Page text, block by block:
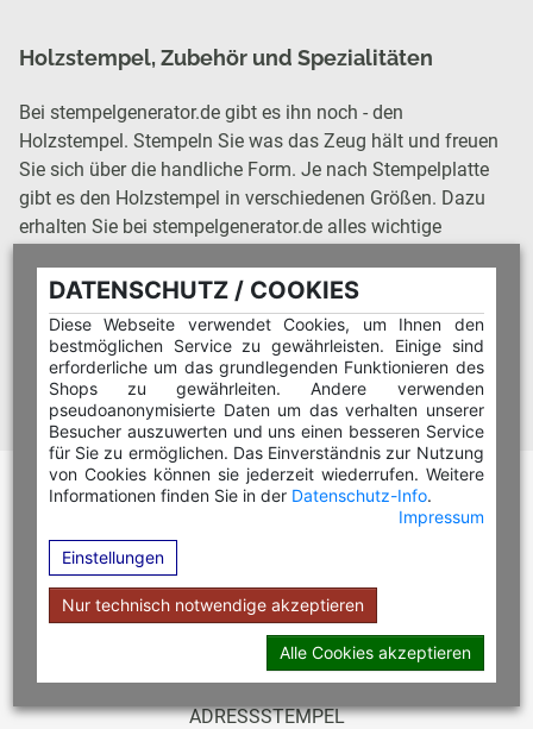
DATENSCHUTZ / COOKIES
Diese Webseite verwendet Cookies, um Ihnen den
bestmöglichen Service zu gewährleisten. Einige sind
erforderliche um das grundlegenden Funktionieren des
Shops zu gewährleiten. Andere verwenden
pseudoanonymisierte Daten um das verhalten unserer
Besucher auszuwerten und uns einen besseren Service
für Sie zu ermöglichen. Das Einverständnis zur Nutzung
von Cookies können sie jederzeit wiederrufen. Weitere
Informationen finden Sie in der Datenschutz-Info.
Impressum
Einstellungen
Nur technisch notwendige akzeptieren
Alle Cookies akzeptieren
Holzstempel, Zubehör und Spezialitäten
Bei stempelgenerator.de gibt es ihn noch - den
Holzstempel. Stempeln Sie was das Zeug hält und freuen
Sie sich über die handliche Form. Je nach Stempelplatte
gibt es den Holzstempel in verschiedenen Größen. Dazu
erhalten Sie bei stempelgenerator.de alles wichtige
Ersatzkissen für die Printer von Colop, Imprint und Trodat.
AuchMulitcolor-StempelundVisitenkartengibt es bei
stempelgenerator.de. Hier können Sie Stempel bestellen!
FIRMENSTEMPEL
DATUMSTEMPEL
RUNDSTEMPEL
ADRESSSTEMPEL